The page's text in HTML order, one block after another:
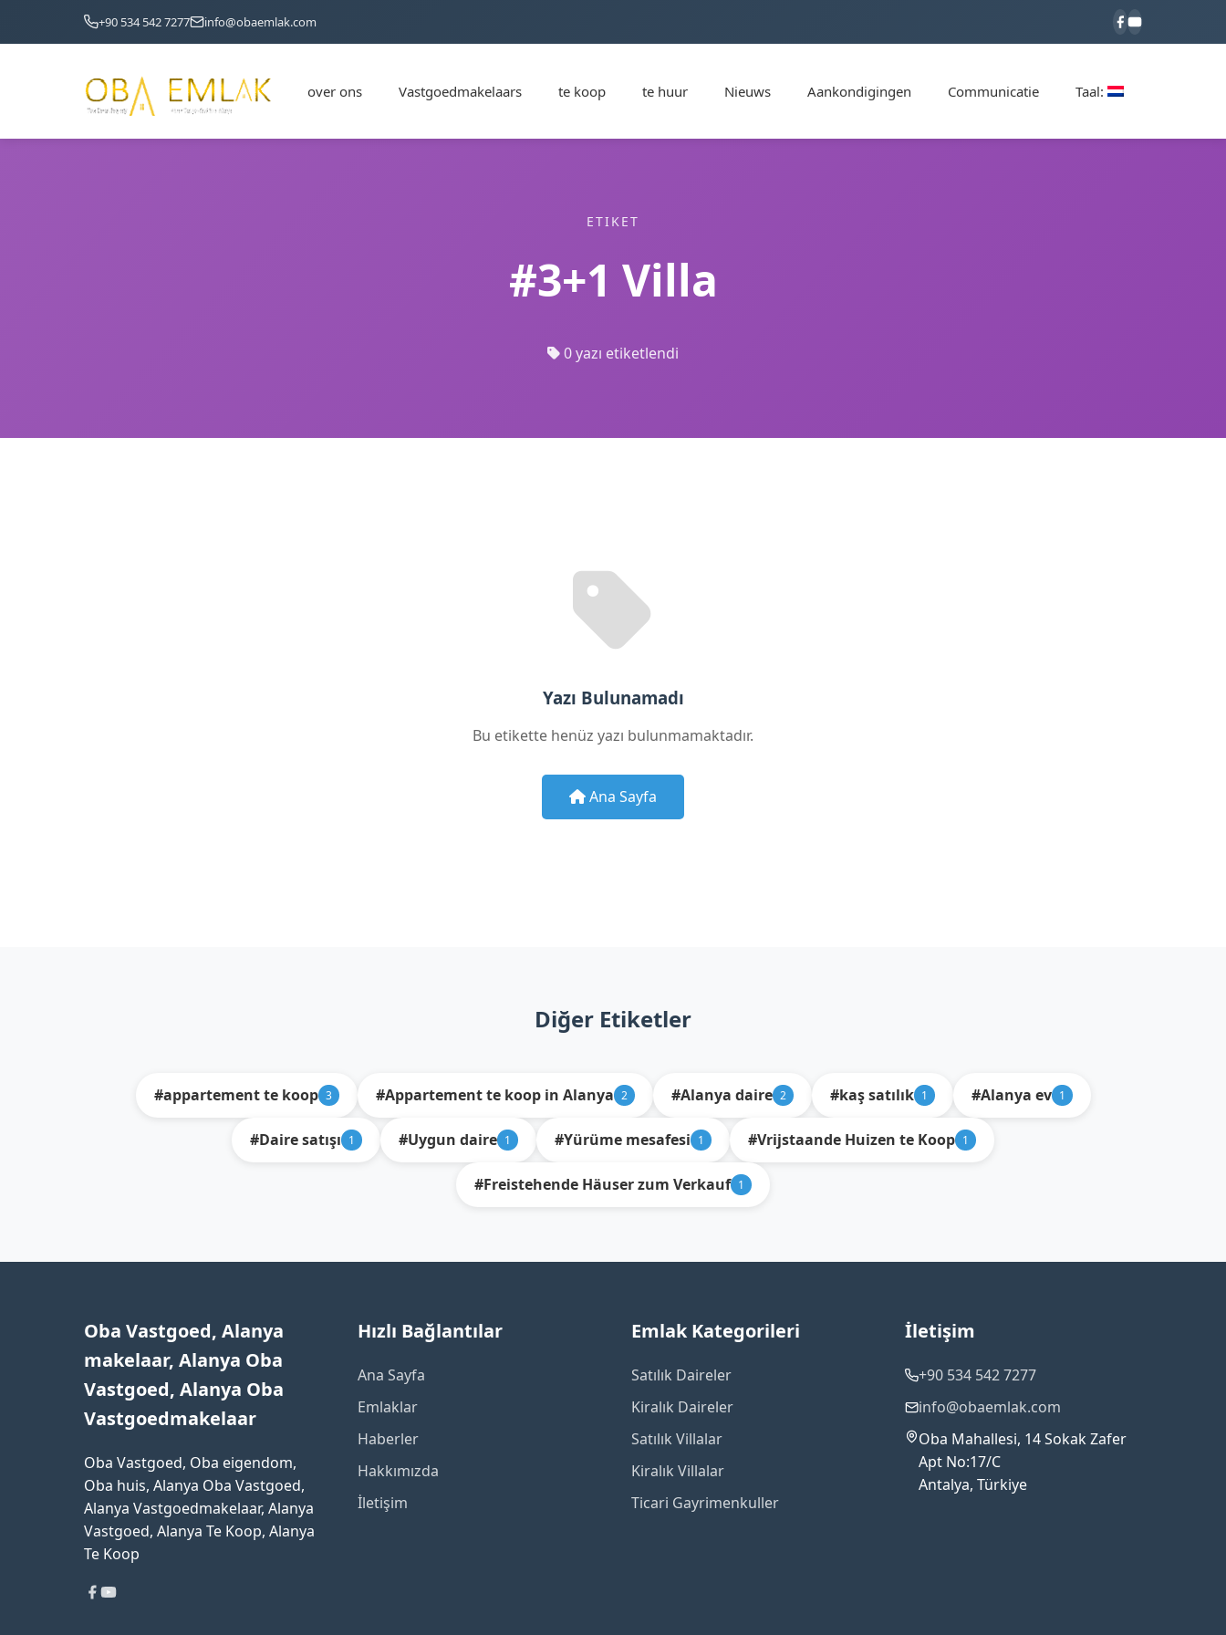
+90 534 542 7277 info@obaemlak.com
over ons Vastgoedmakelaars te koop te huur Nieuws Aankondigingen Communicatie Taal:
ETIKET
#3+1 Villa
0 yazı etiketlendi
Yazı Bulunamadı
Bu etikette henüz yazı bulunmamaktadır.
Ana Sayfa
Diğer Etiketler
#appartement te koop 3 #Appartement te koop in Alanya 2 #Alanya daire 2 #kaş satılık 1 #Alanya ev 1
#Daire satışı 1 #Uygun daire 1 #Yürüme mesafesi 1 #Vrijstaande Huizen te Koop 1
#Freistehende Häuser zum Verkauf 1
Oba Vastgoed, Alanya
makelaar, Alanya Oba
Vastgoed, Alanya Oba
Vastgoedmakelaar
Oba Vastgoed, Oba eigendom,
Oba huis, Alanya Oba Vastgoed,
Alanya Vastgoedmakelaar, Alanya
Vastgoed, Alanya Te Koop, Alanya
Te Koop
Hızlı Bağlantılar
Ana Sayfa
Emlaklar
Haberler
Hakkımızda
İletişim
Emlak Kategorileri
Satılık Daireler
Kiralık Daireler
Satılık Villalar
Kiralık Villalar
Ticari Gayrimenkuller
İletişim
+90 534 542 7277
info@obaemlak.com
Oba Mahallesi, 14 Sokak Zafer
Apt No:17/C
Antalya, Türkiye